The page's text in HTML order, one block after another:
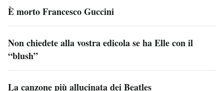
È morto Francesco Guccini
Non chiedete alla vostra edicola se ha Elle con il
“blush”
La canzone più allucinata dei Beatles